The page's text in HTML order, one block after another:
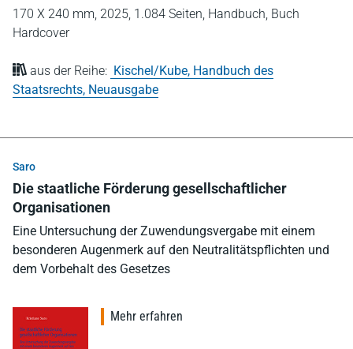
170 X 240 mm, 2025, 1.084 Seiten, Handbuch, Buch
Hardcover
aus der Reihe: Kischel/Kube, Handbuch des
Staatsrechts, Neuausgabe
Saro
Die staatliche Förderung gesellschaftlicher
Organisationen
Eine Untersuchung der Zuwendungsvergabe mit einem
besonderen Augenmerk auf den Neutralitätspflichten und
dem Vorbehalt des Gesetzes
Mehr erfahren